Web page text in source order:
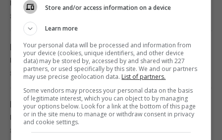
Норвезькі військові навчають ЗСУ "духу
вікінгів" для виживання на фронті, - BI
17:38 субота, 08 серпня 2026
Один трагічний випадок змусив чоловіка
схуднути на 25 кг за пів року, - The Mirror
17:26 субота, 08 серпня 2026
Вівці та віслюк врятували сонячну
пральну машину оцет: який буде ефект
8 серпня 2026, 18:47
Меган Маркл звинуватили у поширенні
пліток про короля Чарльза
8 серпня 2026, 18:22
Не Путін: Лукашенко назвав несподівану
причину війни РФ проти України, що відомо
8 серпня 2026, 18:16
Store and/or access information on a device
Learn more
Your personal data will be processed and information from
your device (cookies, unique identifiers, and other device
data) may be stored by, accessed by and shared with 227
partners, or used specifically by this site. We and our partners
may use precise geolocation data. List of partners.
Some vendors may process your personal data on the basis
of legitimate interest, which you can object to by managing
your options below. Look for a link at the bottom of this page
or in the site menu to manage or withdraw consent in privacy
and cookie settings.